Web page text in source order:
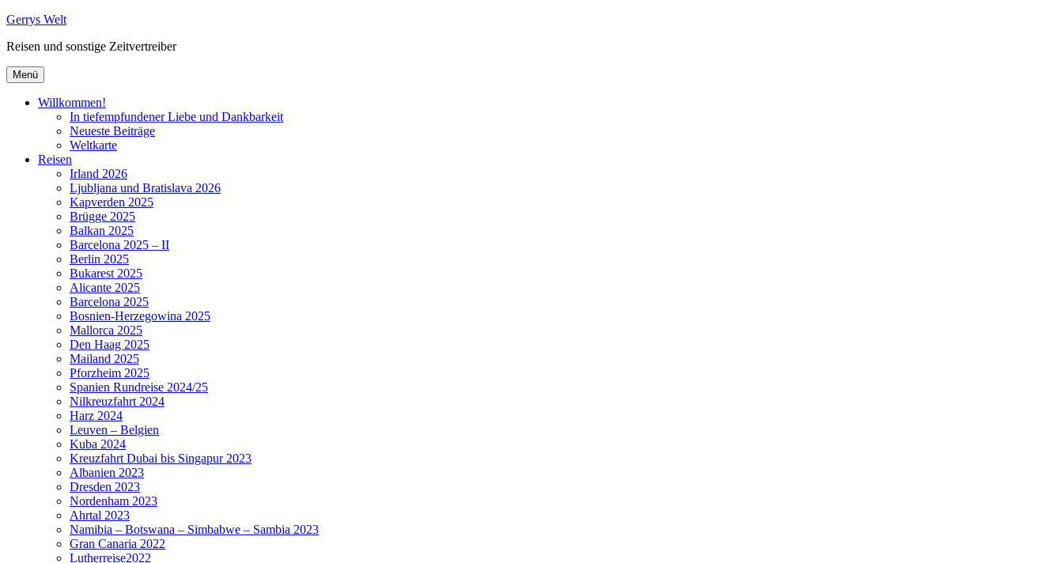
Zum
springen
Gerrys Welt
Reisen und sonstige Zeitvertreiber
Menü
Willkommen!
In tiefempfundener Liebe und Dankbarkeit
Neueste Beiträge
Weltkarte
Reisen
Irland 2026
Ljubljana und Bratislava 2026
Kapverden 2025
Brügge 2025
Balkan 2025
Barcelona 2025 – II
Berlin 2025
Bukarest 2025
Alicante 2025
Barcelona 2025
Bosnien-Herzegowina 2025
Mallorca 2025
Den Haag 2025
Mailand 2025
Pforzheim 2025
Spanien Rundreise 2024/25
Nilkreuzfahrt 2024
Harz 2024
Leuven – Belgien
Kuba 2024
Kreuzfahrt Dubai bis Singapur 2023
Albanien 2023
Dresden 2023
Nordenham 2023
Ahrtal 2023
Namibia – Botswana – Simbabwe – Sambia 2023
Gran Canaria 2022
Lutherreise2022